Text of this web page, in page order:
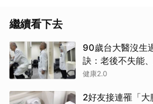
繼續看下去
90歲台大醫沒生
訣：老後不失能
健康2.0
2好友接連罹「